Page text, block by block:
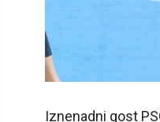
Iznenadni gost